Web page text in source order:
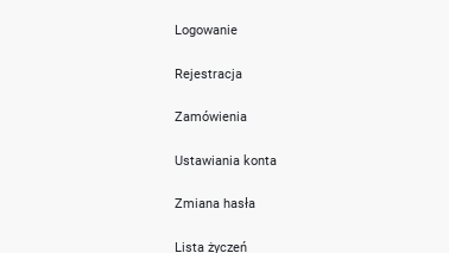
Logowanie
Rejestracja
Zamówienia
Ustawiania konta
Zmiana hasła
Lista życzeń